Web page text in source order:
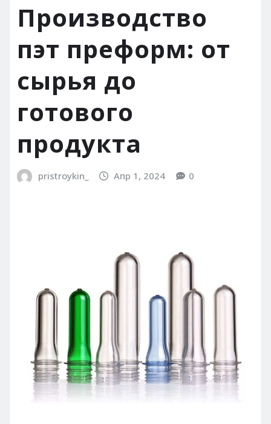
Производство
пэт преформ: от
сырья до
готового
продукта
pristroykin_ Апр 1, 2024 0